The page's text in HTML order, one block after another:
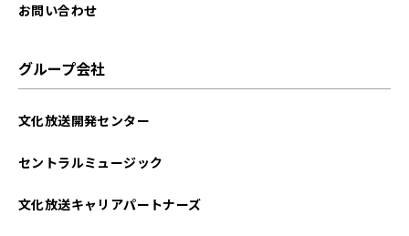
お問い合わせ
グループ会社
文化放送開発センター
セントラルミュージック
文化放送キャリアパートナーズ